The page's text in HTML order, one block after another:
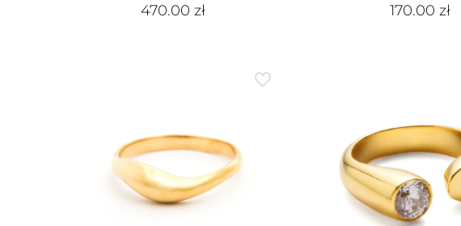
470.00zł 170.00 zł